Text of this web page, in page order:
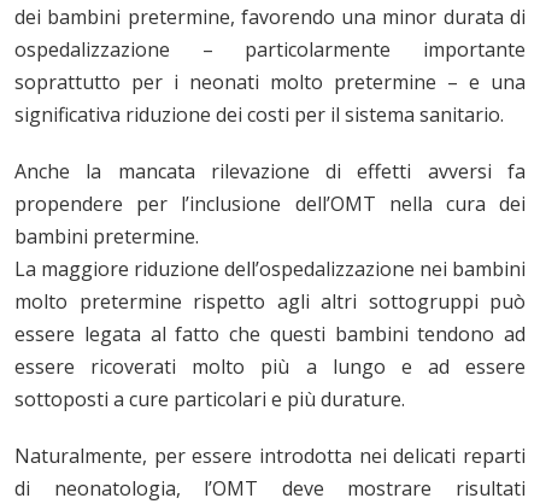
dei bambini pretermine, favorendo una minor durata di
ospedalizzazione – particolarmente importante
soprattutto per i neonati molto pretermine – e una
significativa riduzione dei costi per il sistema sanitario.
Anche la mancata rilevazione di effetti avversi fa
propendere per l’inclusione dell’OMT nella cura dei
bambini pretermine.
La maggiore riduzione dell’ospedalizzazione nei bambini
molto pretermine rispetto agli altri sottogruppi può
essere legata al fatto che questi bambini tendono ad
essere ricoverati molto più a lungo e ad essere
sottoposti a cure particolari e più durature.
Naturalmente, per essere introdotta nei delicati reparti
di neonatologia, l’OMT deve mostrare risultati